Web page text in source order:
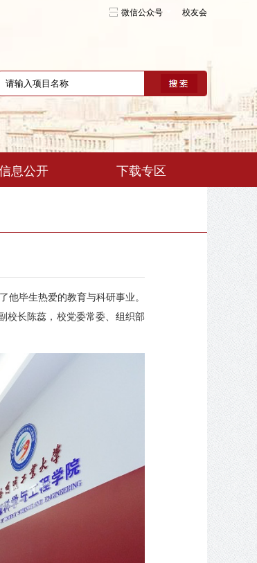
微信公众号 校友会
息公开 下载专区
他毕生热爱的教育与科研事业。
校长陈蕊，校党委常委、组织部